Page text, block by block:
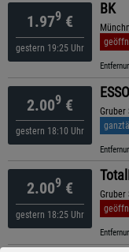
1.979 €
gestern 19:25 Uhr
BK
2.009 €
gestern 18:10 Uhr
ESSO
Gruber
2.009 €
gestern 18:25 Uhr
Gruber